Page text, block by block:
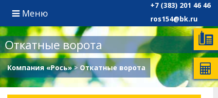
Меню
+7 (383) 201 46 46
ros154@bk.ru
Откатные ворота
Компания «Рось»> Откатные ворота